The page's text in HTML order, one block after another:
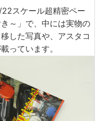
スケール超精密ペー
～」で、中には実物の
した写真や、アスタコ
っています。